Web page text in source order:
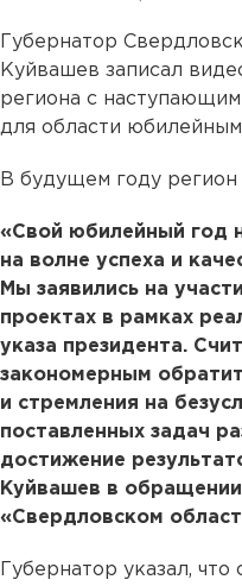
Губернатор
Куйвашев записал
региона с
для области
В будущем году регион
«Свой юбилейный год
на волне успеха и
Мы заявились на
проектах в рамках
указа президента.
закономерным
и стремления на
поставленных задач
достижение
Куйвашев в
«Свердловском
Губернатор указал,